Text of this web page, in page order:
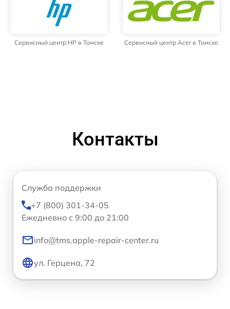
Сервисный центр HP в Томске Сервисный центр Acer в Томске
Контакты
Служба поддержки
+7 (800) 301-34-05
Ежедневно с 9:00 до 21:00
info@tms.apple-repair-center.ru
ул. Герцена, 72